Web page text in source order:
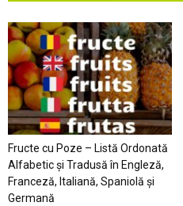
Fructe cu Poze – Listă Ordonată
Alfabetic şi Tradusă în Engleză,
Franceză, Italiană, Spaniolă şi
Germană